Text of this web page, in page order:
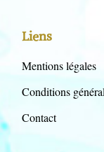
Liens
Mentions légales
Conditions
Contact